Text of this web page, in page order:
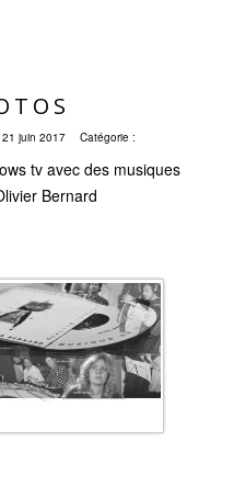
21 juin 2017 Catégorie :
tv avec des musiques
Bernard